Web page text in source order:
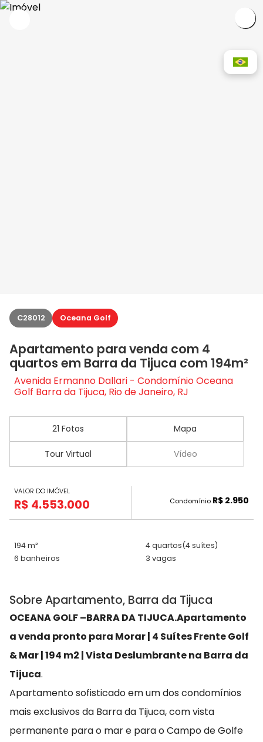
C28012 Oceana Golf
Apartamento para venda com 4
quartos em Barra da Tijuca com 194m²
Avenida Ermanno Dallari - Condomínio Oceana
Golf Barra da Tijuca, Rio de Janeiro, RJ
21 Fotos Mapa
Tour Virtual Vídeo
VALOR DO IMÓVEL
R$ 4.553.000 Condomínio R$ 2.950
194 m² 4 quartos(4 suítes)
6 banheiros
3 vagas
Sobre Apartamento, Barra da Tijuca
OCEANA GOLF –BARRA DA TIJUCA.Apartamento
a venda pronto para Morar | 4 Suítes Frente Golf
& Mar | 194 m2 | Vista Deslumbrante na Barra da
Tijuca.
Apartamento sofisticado em um dos condomínios
mais exclusivos da Barra da Tijuca, com vista
permanente para o mar e para o Campo de Golfe